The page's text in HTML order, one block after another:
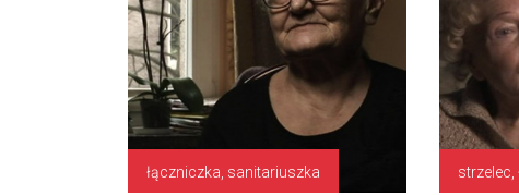
łączniczka, sanitariuszka